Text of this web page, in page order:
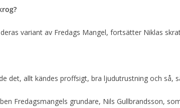
variant av Fredags Mangel, fortsätter Niklas
det, allt kändes proffsigt, bra ljudutrustning och så,
Fredagsmangels grundare, Nils Gullbrandsson,